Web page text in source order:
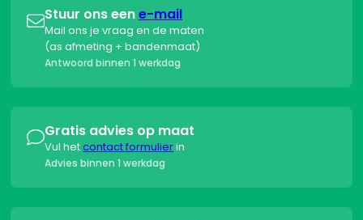
Stuur ons eene-mail
Mail ons je vraag en de maten
(as afmeting + bandenmaat)
Antwoord binnen 1 werkdag
Gratis advies op maat
Vul hetcontact formulierin
Advies binnen 1 werkdag